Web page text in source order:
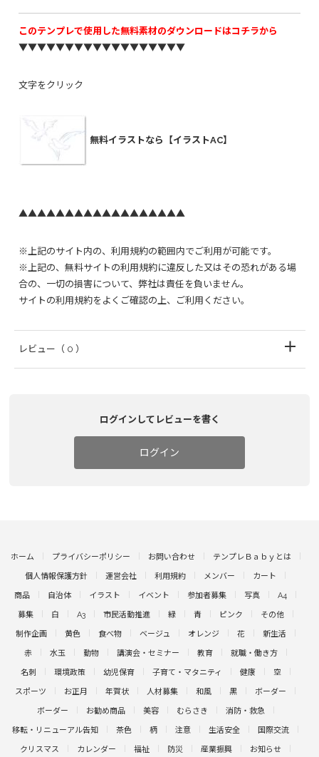
このテンプレで使用した無料素材のダウンロードはコチラから
▼▼▼▼▼▼▼▼▼▼▼▼▼▼▼▼▼▼
文字をクリック
無料イラストなら【イラストAC】
▲▲▲▲▲▲▲▲▲▲▲▲▲▲▲▲▲▲
※上記のサイト内の、利用規約の範囲内でご利用が可能です。
※上記の、無料サイトの利用規約に違反した又はその恐れがある場
合の、一切の損害について、弊社は責任を負いません。
サイトの利用規約をよくご確認の上、ご利用ください。
レビュー （ 0 ）
ログインしてレビューを書く
ログイン
ホーム プライバシーポリシー お問い合わせ テンプレＢａｂｙとは
個人情報保護方針 運営会社 利用規約 メンバー カート
商品 自治体 イラスト イベント 参加者募集 写真 A4
募集 白 A3 市民活動推進 緑 青 ピンク その他
制作企画 黄色 食べ物 ベージュ オレンジ 花 新生活
赤 水玉 動物 講演会・セミナー 教育 就職・働き方
名刺 環境政策 幼児保育 子育て・マタニティ 健康 空
スポーツ お正月 年賀状 人材募集 和風 黒 ボーダー
ボーダー お勧め商品 美容 むらさき 消防・救急
移転・リニューアル告知 茶色 柄 注意 生活安全 国際交流
クリスマス カレンダー 福祉 防災 産業振興 お知らせ